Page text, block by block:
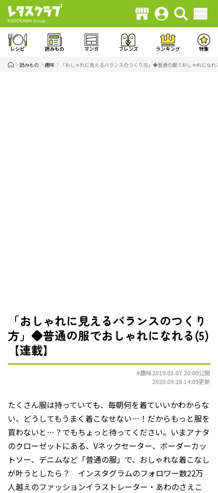
レシピ 読みもの マンガ フレンズ ランキング 特集
読みもの 趣味 「おしゃれに見えるバランスのつくり方」◆普通の服でおしゃれにな
「おしゃれに見えるバランスのつくり
方」◆普通の服でおしゃれになれる(5)
【連載】
#趣味2019.03.07 20:00公開
2020.09.28 14:09更新
たくさん服は持っていても、毎朝何を着ていいかわからな
い、どうしてもうまく着こなせない…！だからもっと服を
買わないと…？でもちょっと待ってください。いまアナタ
のクローゼットにある、Vネックセーター、ボーダーカッ
トソー、デニムなど「普通の服」で、おしゃれな着こなし
が叶うとしたら？ インスタグラムのフォロワー数22万
人越えのファッションイラストレーター・あわのさえこ